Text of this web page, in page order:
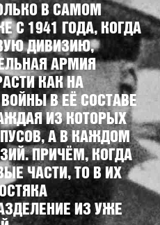
В САМОМ
С 1941 ГОДА, КОГДА
ДИВИЗИЮ,
АРМИЯ
КАК НА
В ЕЁ СОСТАВЕ
ИЗ КОТОРЫХ
А В КАЖДОМ
ПРИЧЁМ, КОГДА
ЧАСТИ, ТО В ИХ
ИЗ УЖЕ